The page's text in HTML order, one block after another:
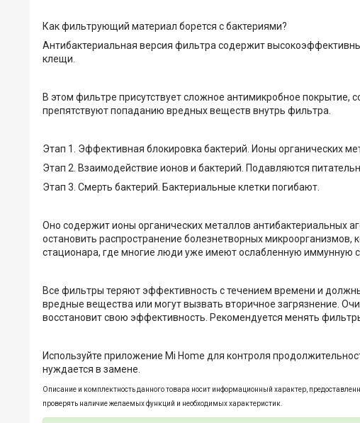
Как фильтрующий материал борется с бактериями?
Антибактериальная версия фильтра содержит
клещи.
В этом фильтре присутствует сложное антимикробное
препятствуют попаданию вредных веществ внутрь фильтра.
Этап 1. Эффективная блокировка бактерий. Ионы органических
Этап 2. Взаимодействие ионов и бактерий. Подавляются
Этап 3. Смерть бактерий. Бактериальные клетки погибают.
Оно содержит ионы органических металлов антибактериальных
остановить распространение болезнетворных
стационара, где многие люди уже имеют ослабленную иммунную
Все фильтры теряют эффективность с течением времени и
вредные вещества или могут вызвать вторичное загрязнение.
восстановит свою эффективность. Рекомендуется менять
Используйте приложение Mi Home для контроля
нуждается в замене.
Описание и комплектность данного товара носит информационный характер,
проверять наличие желаемых функций и необходимых характеристик.